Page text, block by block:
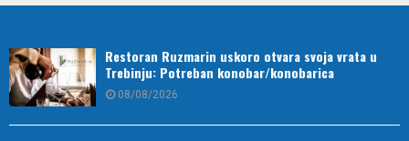
Restoran Ruzmarin uskoro otvara svoja vrata u
Trebinju: Potreban konobar/konobarica
08/08/2026